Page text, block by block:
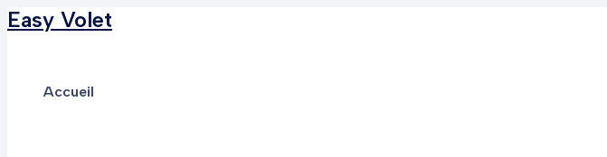
Aller
Easy Volet
Accueil